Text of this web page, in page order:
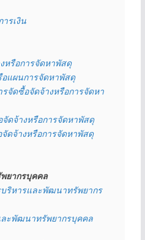
รเงิน
หรือการจัดหาพัสดุ
แผนการจัดหาพัสดุ
รจัดซื้อจัดจ้างหรือการจัดหา
ดจ้างหรือการจัดหาพัสดุ
ดจ้างหรือการจัดหาพัสดุ
ยากรบุคคล
ริหารและพัฒนาทรัพยากร
ละพัฒนาทรัพยากรบุคคล